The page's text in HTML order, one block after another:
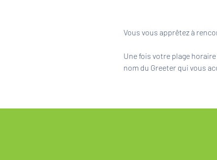
Vous vous apprêtez à
Une fois votre plage
nom du Greeter qui vous